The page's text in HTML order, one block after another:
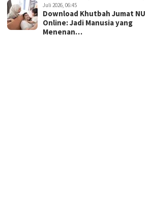
Juli 2026, 06:45
Download Khutbah Jumat NU
Online: Jadi Manusia yang
Menenan…